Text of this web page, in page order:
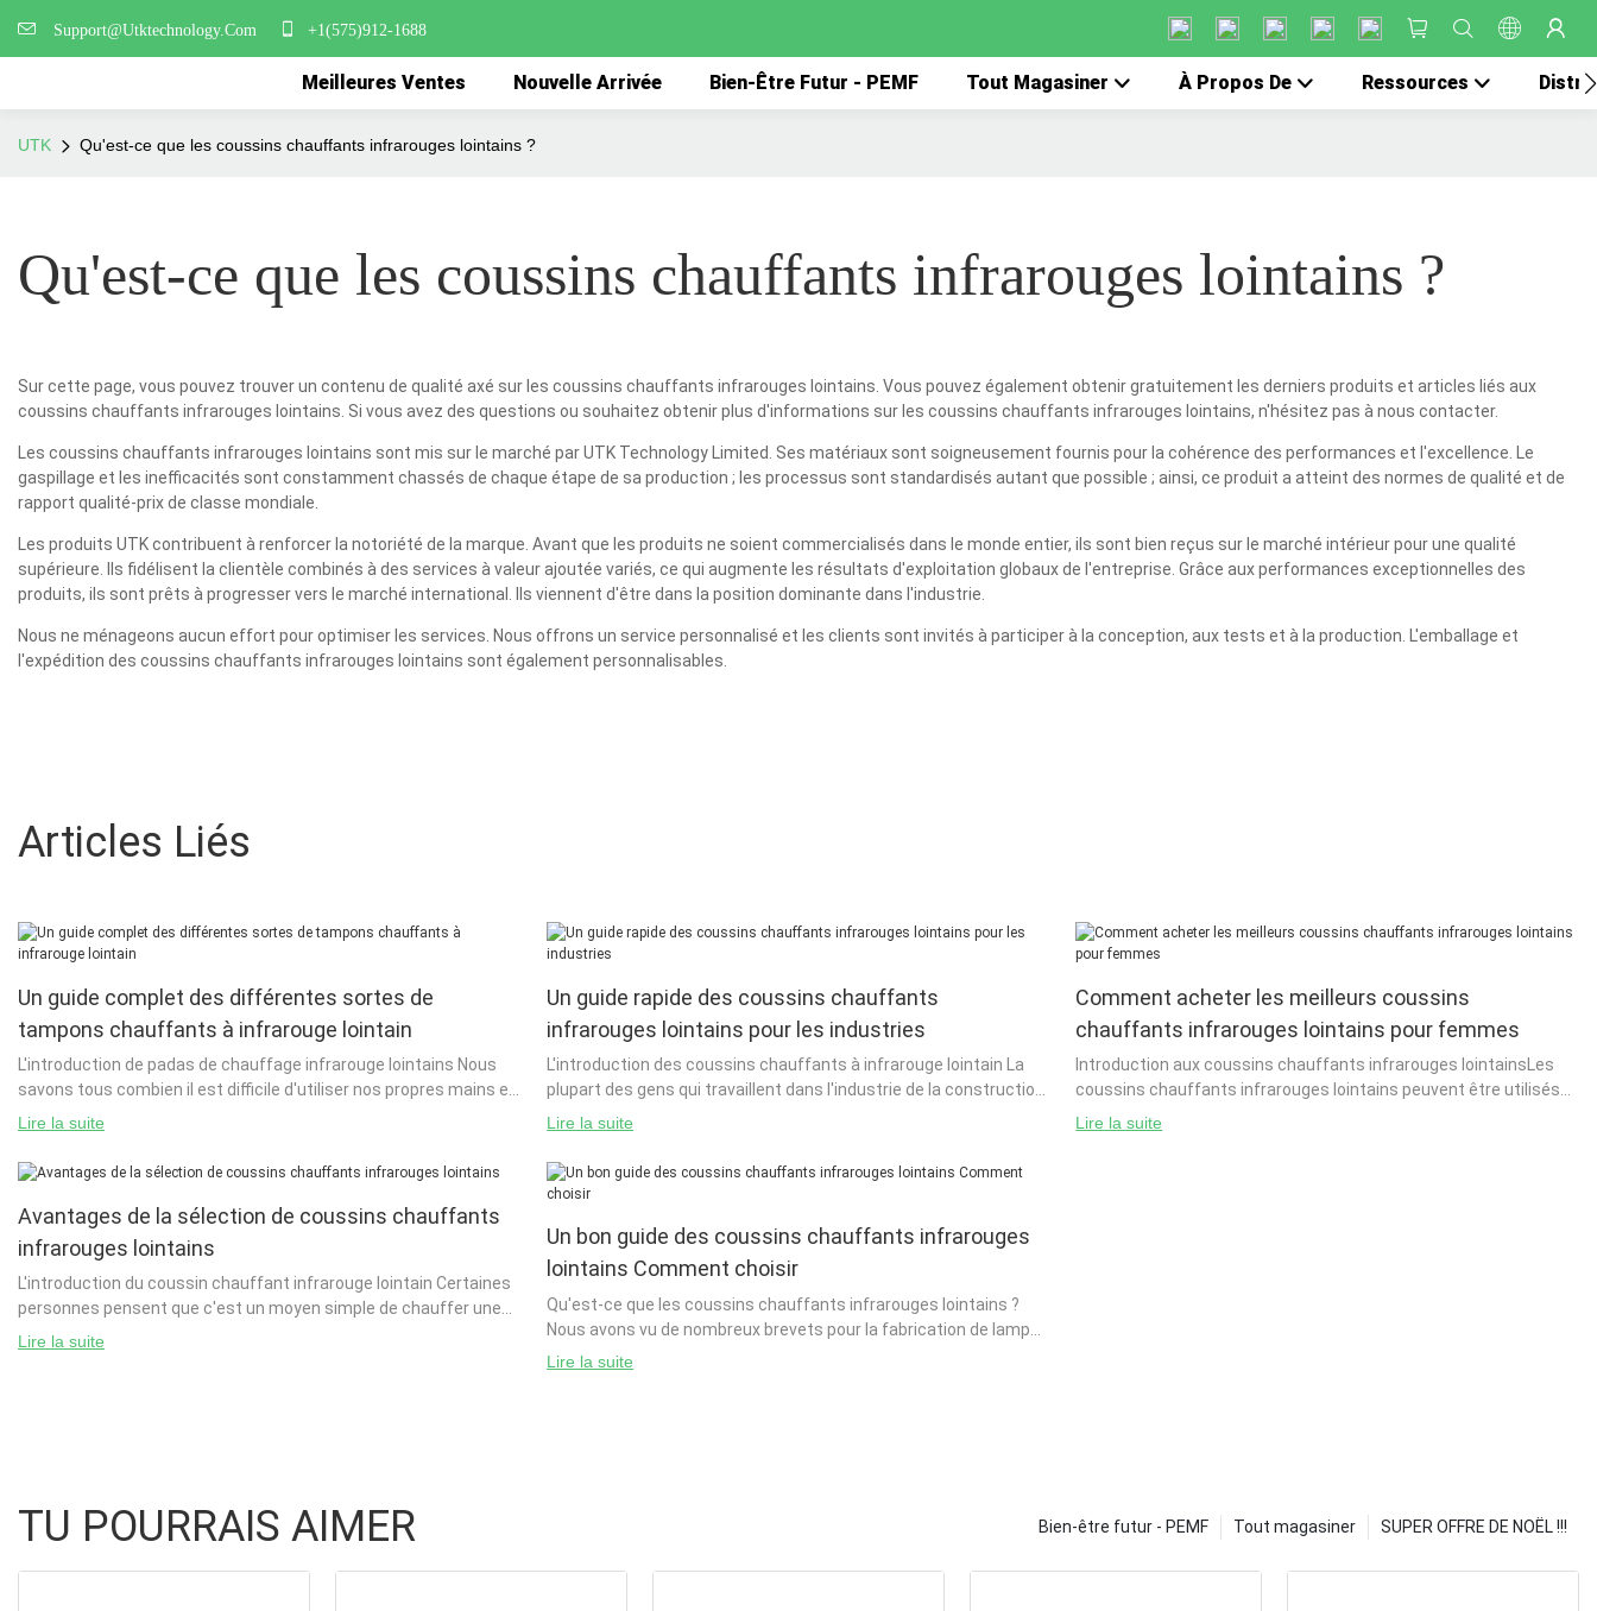
Support@Utktechnology.Com +1(575)912-1688
Meilleures Ventes Nouvelle Arrivée Bien-Être Futur - PEMF Tout Magasiner À Propos De Ressources
UTK Qu'est-ce que les coussins chauffants infrarouges lointains ?
Qu'est-ce que les coussins chauffants infrarouges lointains ?
Sur cette page, vous pouvez trouver un contenu de qualité axé sur les coussins chauffants infrarouges lointains. Vous pouvez également obtenir gratuitement les derniers produits et articles liés aux
coussins chauffants infrarouges lointains. Si vous avez des questions ou souhaitez obtenir plus d'informations sur les coussins chauffants infrarouges lointains, n'hésitez pas à nous contacter.
Les coussins chauffants infrarouges lointains sont mis sur le marché par UTK Technology Limited. Ses matériaux sont soigneusement fournis pour la cohérence des performances et l'excellence. Le
gaspillage et les inefficacités sont constamment chassés de chaque étape de sa production ; les processus sont standardisés autant que possible ; ainsi, ce produit a atteint des normes de qualité et de
rapport qualité-prix de classe mondiale.
Les produits UTK contribuent à renforcer la notoriété de la marque. Avant que les produits ne soient commercialisés dans le monde entier, ils sont bien reçus sur le marché intérieur pour une qualité
supérieure. Ils fidélisent la clientèle combinés à des services à valeur ajoutée variés, ce qui augmente les résultats d'exploitation globaux de l'entreprise. Grâce aux performances exceptionnelles des
produits, ils sont prêts à progresser vers le marché international. Ils viennent d'être dans la position dominante dans l'industrie.
Nous ne ménageons aucun effort pour optimiser les services. Nous offrons un service personnalisé et les clients sont invités à participer à la conception, aux tests et à la production. L'emballage et
l'expédition des coussins chauffants infrarouges lointains sont également personnalisables.
Articles Liés
Un guide complet des différentes sortes de
tampons chauffants à infrarouge lointain
L'introduction de padas de chauffage infrarouge lointains Nous
savons tous combien il est difficile d'utiliser nos propres mains et
pieds. La première étape est de s'assurer que nous avons assez
Lire la suite
Un guide rapide des coussins chauffants
infrarouges lointains pour les industries
L'introduction des coussins chauffants à infrarouge lointain La
plupart des gens qui travaillent dans l'industrie de la construction
ne savent pas comment utiliser ces appareils de chauffage.
Lire la suite
Comment acheter les meilleurs coussins
chauffants infrarouges lointains pour femmes
Introduction aux coussins chauffants infrarouges lointainsLes
coussins chauffants infrarouges lointains peuvent être utilisés
pour chauffer des objets, et ils peuvent également être utilisés
Lire la suite
Avantages de la sélection de coussins chauffants
infrarouges lointains
L'introduction du coussin chauffant infrarouge lointain Certaines
personnes pensent que c'est un moyen simple de chauffer une
zone. Mais que se passe-t-il s'ils n'utilisent pas de lampe
Lire la suite
Un bon guide des coussins chauffants infrarouges
lointains Comment choisir
Qu'est-ce que les coussins chauffants infrarouges lointains ?
Nous avons vu de nombreux brevets pour la fabrication de lampes
infrarouges. Nous savons que nous pouvons utiliser ces lampes
Lire la suite
TU POURRAIS AIMER SUPER OFFRE DE NOËL !!!
Tout magasiner
Bien-être futur - PEMF